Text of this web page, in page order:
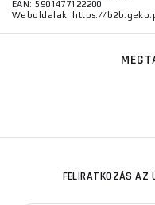
EAN: 5901477122200
Weboldalak: https://
FELIRATKOZÁS AZ